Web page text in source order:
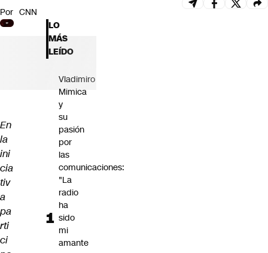
Por CNN
En
la
ini
cia
tiv
a
pa
rti
ci
LO
MÁS
LEÍDO
Vladimiro
Mimica
y
su
pasión
por
las
comunicaciones:
"La
radio
ha
sido
mi
amante